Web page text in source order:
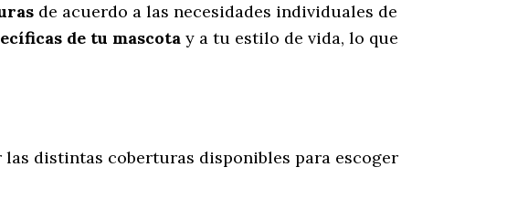
de acuerdo a las necesidades individuales de
de tu mascota y a tu estilo de vida, lo que
las distintas coberturas disponibles para escoger